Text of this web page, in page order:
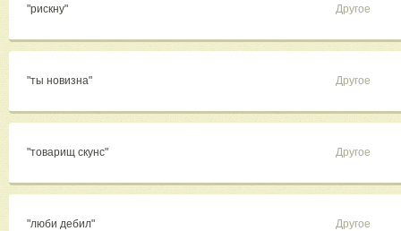
"рискну" Другое
"ты новизна" Другое
"товарищ скунс" Другое
"люби дебил" Другое